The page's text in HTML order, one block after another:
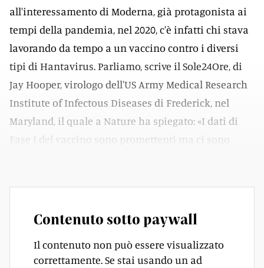
all'interessamento di Moderna, già protagonista ai
tempi della pandemia, nel 2020, c'è infatti chi stava
lavorando da tempo a un vaccino contro i diversi
tipi di Hantavirus. Parliamo, scrive il Sole24Ore, di
Jay Hooper, virologo dell'US Army Medical Research
Institute of Infectous Diseases di Frederick, nel
Maryland, il quale a Nature ha spiegato: «I dati di
Fase I del vaccino sono promettenti ma ci sono
Contenuto sotto paywall
Il contenuto non può essere visualizzato
correttamente. Se stai usando un ad